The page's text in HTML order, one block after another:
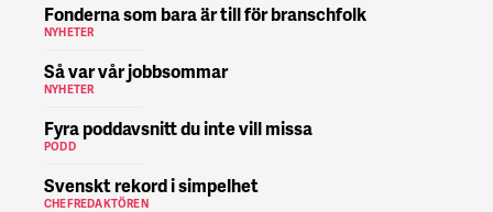
Fonderna som bara är till för branschfolk
NYHETER
Så var vår jobbsommar
NYHETER
Fyra poddavsnitt du inte vill missa
PODD
Svenskt rekord i simpelhet
CHEFREDAKTÖREN